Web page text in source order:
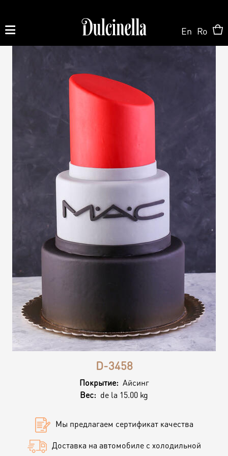
062 10 02 11
На Заказ
Торт на заказ
Персонализированный Десерт
Кэнди Бар
Магазин ONLINE
Кондитерская
Торты
Пирожные
Макарон
Круассаны и маффины
О нас
En Ro
D-3458
Покрытие: Айсинг
Вес: de la 15.00 kg
Мы предлагаем сертификат качества
Доставка на автомобиле с холодильной